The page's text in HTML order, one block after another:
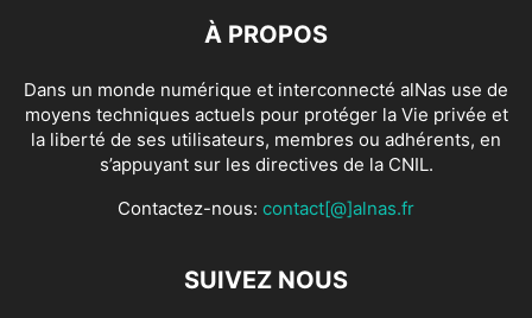
À PROPOS
Dans un monde numérique et interconnecté alNas use de
moyens techniques actuels pour protéger la Vie privée et
la liberté de ses utilisateurs, membres ou adhérents, en
s’appuyant sur les directives de la CNIL.
Contactez-nous: contact[@]alnas.fr
SUIVEZ NOUS